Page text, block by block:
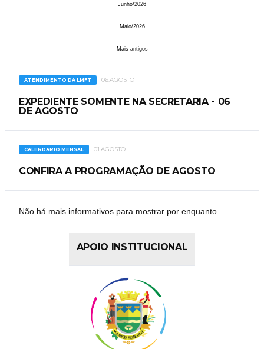
Junho/2026
Maio/2026
Mais antigos
ATENDIMENTO DA LMFT 06.AGOSTO
EXPEDIENTE SOMENTE NA SECRETARIA - 06
DE AGOSTO
CALENDÁRIO MENSAL 01.AGOSTO
CONFIRA A PROGRAMAÇÃO DE AGOSTO
Não há mais informativos para mostrar por enquanto.
APOIO INSTITUCIONAL